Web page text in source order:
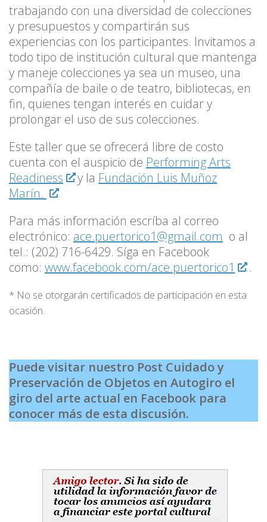
trabajando con una diversidad de colecciones
y presupuestos y compartirán sus
experiencias con los participantes. Invitamos a
todo tipo de institución cultural que mantenga
y maneje colecciones ya sea un museo, una
compañía de baile o de teatro, bibliotecas, en
fin, quienes tengan interés en cuidar y
prolongar el uso de sus colecciones.
Este taller que se ofrecerá libre de costo
cuenta con el auspicio de Performing Arts
Readiness
y la Fundación Luis Muñoz
Marín.
Para más información escríba al correo
electrónico: ace.puertorico1@gmail.com o al
tel.: (202) 716-6429. Síga en Facebook
como: www.facebook.com/ace.puertorico1 .
* No se otorgarán certificados de participación en esta
ocasión.
Puede visitar nuestro Post Cuidado y
Preservación de Objetos en Autogiro el
giro del arte actual en Facebook para
conocer más de esta discusión.